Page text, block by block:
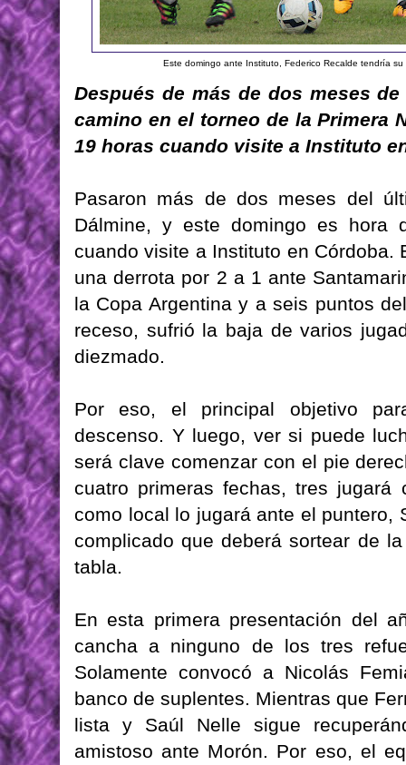
Este domingo ante Instituto, Federico Recalde tendría
Después de más de dos meses
camino en el torneo de la Primera
19 horas cuando visite a Instituto
Pasaron más de dos meses del
Dálmine, y este domingo es hora
cuando visite a Instituto en Córdoba.
una derrota por 2 a 1 ante
la Copa Argentina y a seis puntos
receso, sufrió la baja de varios
diezmado.
Por eso, el principal objetivo
descenso. Y luego, ver si puede
será clave comenzar con el pie
cuatro primeras fechas, tres
como local lo jugará ante el puntero,
complicado que deberá sortear de
tabla.
En esta primera presentación del
cancha a ninguno de los tres
Solamente convocó a Nicolás
banco de suplentes. Mientras que
lista y Saúl Nelle sigue
amistoso ante Morón. Por eso, el